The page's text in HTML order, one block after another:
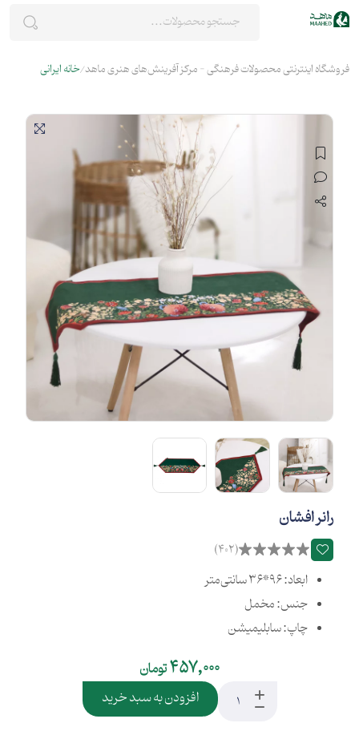
فروشگاه اینترنتی محصولات فرهنگی - مرکز آفرینش‌های هنری ماهد خانه ایرانی
رانر افشان
(402)
ابعاد: 96*36 سانتی‌متر
جنس: مخمل
چاپ: سابلیمیشن
457,000تومان
افزودن به سبد خرید